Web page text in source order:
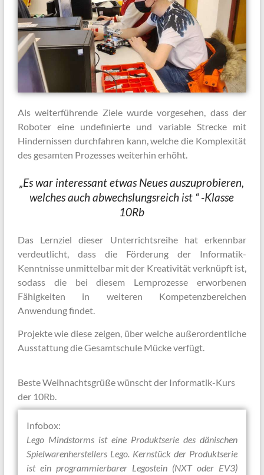
Als weiterführende Ziele wurde vorgesehen, dass der
Roboter eine undefinierte und variable Strecke mit
Hindernissen durchfahren kann, welche die Komplexität
des gesamten Prozesses weiterhin erhöht.
„Es war interessant etwas Neues auszuprobieren,
welches auch abwechslungsreich ist “ -Klasse
10Rb
Das Lernziel dieser Unterrichtsreihe hat erkennbar
verdeutlicht, dass die Förderung der Informatik-
Kenntnisse unmittelbar mit der Kreativität verknüpft ist,
sodass die bei diesem Lernprozesse erworbenen
Fähigkeiten in weiteren Kompetenzbereichen
Anwendung findet.
Projekte wie diese zeigen, über welche außerordentliche
Ausstattung die Gesamtschule Mücke verfügt.
Beste Weihnachtsgrüße wünscht der Informatik-Kurs
der 10Rb.
Infobox:
Lego Mindstorms ist eine Produktserie des dänischen
Spielwarenherstellers Lego. Kernstück der Produktserie
ist ein programmierbarer Legostein (NXT oder EV3)